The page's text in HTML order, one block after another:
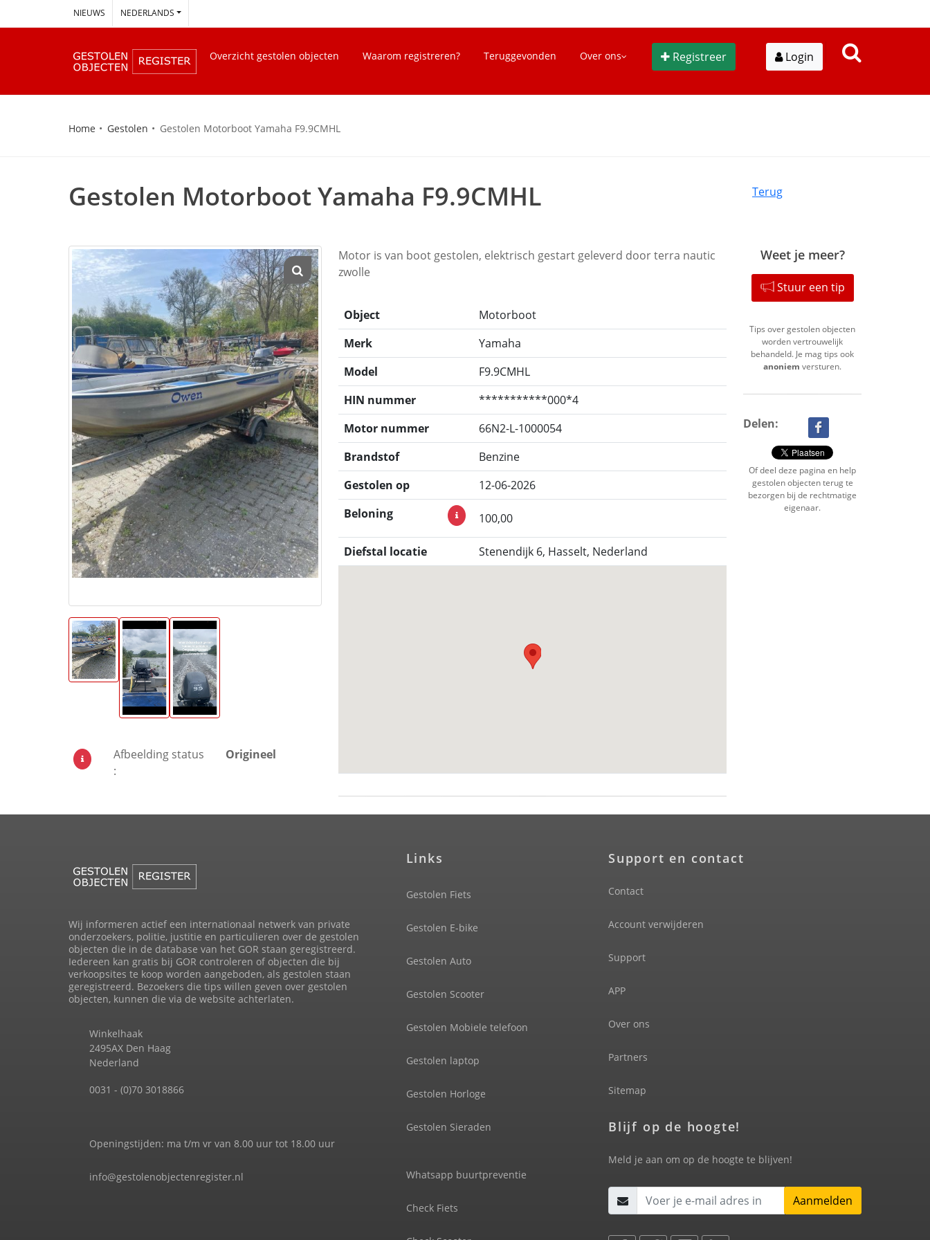
NIEUWS NEDERLANDS
Overzicht gestolen objecten Waarom registreren? Teruggevonden Over ons Registreer Login
Home Gestolen Gestolen Motorboot Yamaha F9.9CMHL
Gestolen Motorboot Yamaha F9.9CMHL Terug
Afbeelding status
:
Origineel
Motor is van boot gestolen, elektrisch gestart geleverd door terra nautic
zwolle
Object
Motorboot
Merk
Yamaha
Model
F9.9CMHL
HIN nummer
***********000*4
Motor nummer
66N2-L-1000054
Brandstof
Benzine
Gestolen op
12-06-2026
Beloning
100,00
Diefstal locatie Stenendijk 6, Hasselt, Nederland
Weet je meer?
Stuur een tip
Tips over gestolen objecten
worden vertrouwelijk
behandeld. Je mag tips ook
anoniem versturen.
Delen:
Of deel deze pagina en help
gestolen objecten terug te
bezorgen bij de rechtmatige
eigenaar.
Wij informeren actief een internationaal netwerk van private
onderzoekers, politie, justitie en particulieren over de gestolen
objecten die in de database van het GOR staan geregistreerd.
Iedereen kan gratis bij GOR controleren of objecten die bij
verkoopsites te koop worden aangeboden, als gestolen staan
geregistreerd. Bezoekers die tips willen geven over gestolen
objecten, kunnen die via de website achterlaten.
Winkelhaak
2495AX Den Haag
Nederland
0031 - (0)70 3018866
Openingstijden: ma t/m vr van 8.00 uur tot 18.00 uur
info@gestolenobjectenregister.nl
Links
Gestolen Fiets
Gestolen E-bike
Gestolen Auto
Gestolen Scooter
Gestolen Mobiele telefoon
Gestolen laptop
Gestolen Horloge
Gestolen Sieraden
Whatsapp buurtpreventie
Check Fiets
Support en contact
Contact
Account verwijderen
Support
APP
Over ons
Partners
Sitemap
Blijf op de hoogte!
Meld je aan om op de hoogte te blijven!
Aanmelden